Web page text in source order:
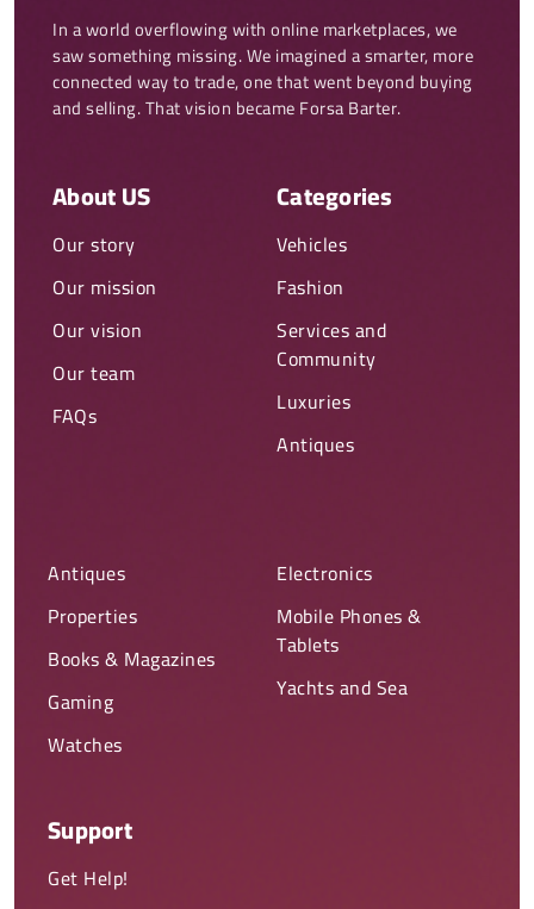
In a world overflowing with online marketplaces, we
saw something missing. We imagined a smarter, more
connected way to trade, one that went beyond buying
and selling. That vision became Forsa Barter.
About US
Our story
Our mission
Our vision
Our team
FAQs
Categories
Vehicles
Fashion
Services and
Community
Luxuries
Antiques
Antiques
Properties
Books & Magazines
Gaming
Watches
Electronics
Mobile Phones &
Tablets
Yachts and Sea
Support
Get Help!